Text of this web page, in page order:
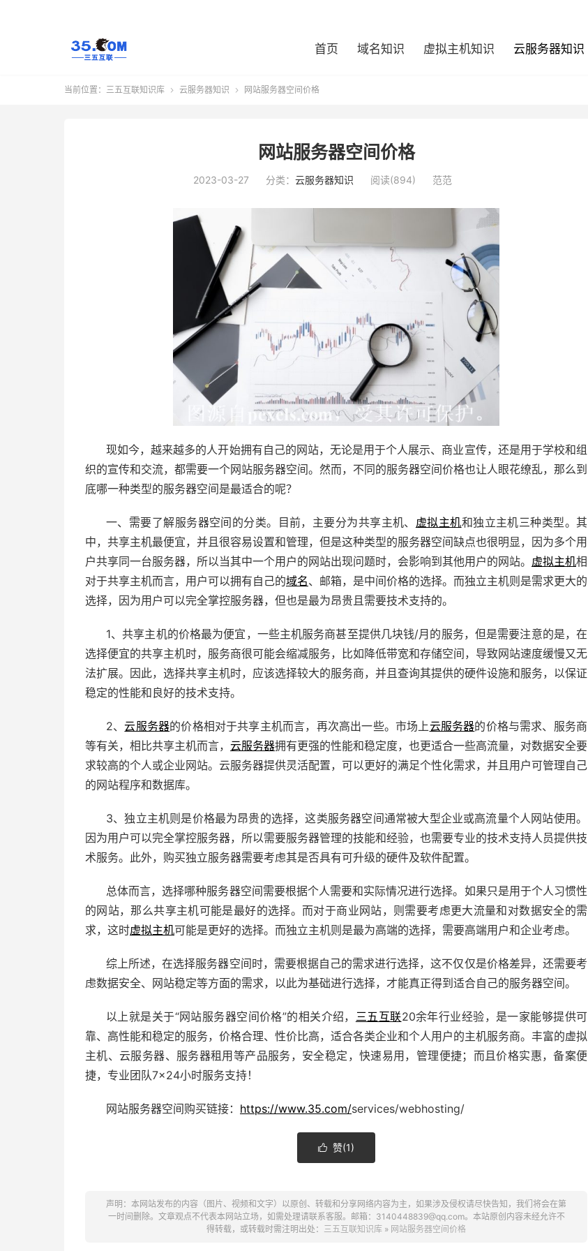
首页 域名知识 虚拟主机知识 云服务器知识
当前位置： 三五互联知识库  云服务器知识  网站服务器空间价格
网站服务器空间价格
2023-03-27 分类： 云服务器知识 阅读(894) 范范
现如今，越来越多的人开始拥有自己的网站，无论是用于个人展示、商业宣传，还是用于学校和组
织的宣传和交流，都需要一个网站服务器空间。然而，不同的服务器空间价格也让人眼花缭乱，那么到
底哪一种类型的服务器空间是最适合的呢？
一、需要了解服务器空间的分类。目前，主要分为共享主机、 虚拟主机和独立主机三种类型。其
中，共享主机最便宜，并且很容易设置和管理，但是这种类型的服务器空间缺点也很明显，因为多个用
户共享同一台服务器，所以当其中一个用户的网站出现问题时，会影响到其他用户的网站。 虚拟主机相
对于共享主机而言，用户可以拥有自己的域名、邮箱，是中间价格的选择。而独立主机则是需求更大的
选择，因为用户可以完全掌控服务器，但也是最为昂贵且需要技术支持的。
1、共享主机的价格最为便宜，一些主机服务商甚至提供几块钱/月的服务，但是需要注意的是，在
选择便宜的共享主机时，服务商很可能会缩减服务，比如降低带宽和存储空间，导致网站速度缓慢又无
法扩展。因此，选择共享主机时，应该选择较大的服务商，并且查询其提供的硬件设施和服务，以保证
稳定的性能和良好的技术支持。
2、云服务器的价格相对于共享主机而言，再次高出一些。市场上云服务器的价格与需求、服务商
等有关，相比共享主机而言， 云服务器拥有更强的性能和稳定度，也更适合一些高流量，对数据安全要
求较高的个人或企业网站。云服务器提供灵活配置，可以更好的满足个性化需求，并且用户可管理自己
的网站程序和数据库。
3、独立主机则是价格最为昂贵的选择，这类服务器空间通常被大型企业或高流量个人网站使用。
因为用户可以完全掌控服务器，所以需要服务器管理的技能和经验，也需要专业的技术支持人员提供技
术服务。此外，购买独立服务器需要考虑其是否具有可升级的硬件及软件配置。
总体而言，选择哪种服务器空间需要根据个人需要和实际情况进行选择。如果只是用于个人习惯性
的网站，那么共享主机可能是最好的选择。而对于商业网站，则需要考虑更大流量和对数据安全的需
求，这时虚拟主机可能是更好的选择。而独立主机则是最为高端的选择，需要高端用户和企业考虑。
综上所述，在选择服务器空间时，需要根据自己的需求进行选择，这不仅仅是价格差异，还需要考
虑数据安全、网站稳定等方面的需求，以此为基础进行选择，才能真正得到适合自己的服务器空间。
以上就是关于“网站服务器空间价格”的相关介绍， 三五互联20余年行业经验，是一家能够提供可
靠、高性能和稳定的服务，价格合理、性价比高，适合各类企业和个人用户的主机服务商。丰富的虚拟
主机、云服务器、服务器租用等产品服务，安全稳定，快速易用，管理便捷；而且价格实惠，备案便
捷，专业团队7×24小时服务支持！
网站服务器空间购买链接： https://www.35.com/services/webhosting/
 赞(1)
声明：本网站发布的内容（图片、视频和文字）以原创、转载和分享网络内容为主，如果涉及侵权请尽快告知，我们将会在第
一时间删除。文章观点不代表本网站立场，如需处理请联系客服。邮箱：3140448839@qq.com。本站原创内容未经允许不
得转载，或转载时需注明出处： 三五互联知识库 » 网站服务器空间价格